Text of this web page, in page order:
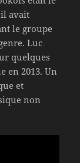
avait
le groupe
Luc
quelques
en 2013. Un
et
non